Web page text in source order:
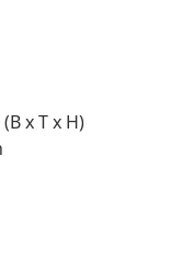
x T x H)